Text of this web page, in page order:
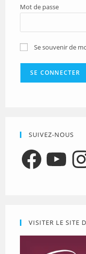
Mot de passe
Se souvenir de
SUIVEZ-NOUS
FacebookYouTube
VISITER LE SITE